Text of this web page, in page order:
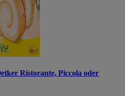
Ristorante, Piccola oder